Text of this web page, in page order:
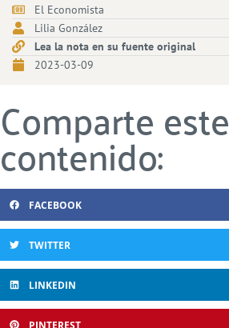
El Economista
Lilia González
Lea la nota en su fuente original
2023-03-09
Comparte este
contenido:
FACEBOOK
TWITTER
LINKEDIN
PINTEREST